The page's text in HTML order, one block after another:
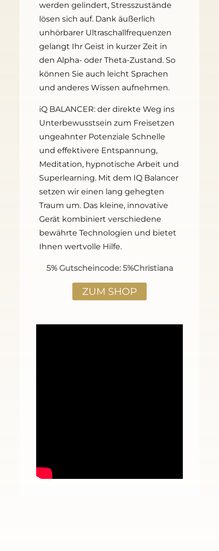
werden gelindert, Stresszustände
lösen sich auf. Dank äußerlich
unhörbarer Ultraschallfrequenzen
gelangt Ihr Geist in kurzer Zeit in
den Alpha- oder Theta-Zustand. So
können Sie auch leicht Sprachen
und anderes Wissen aufnehmen.
iQ BALANCER: der direkte Weg ins
Unterbewusstsein zum Freisetzen
ungeahnter Potenziale Schnelle
und effektivere Entspannung,
Meditation, hypnotische Arbeit und
Superlearning. Mit dem IQ Balancer
setzen wir einen lang gehegten
Traum um. Das kleine, innovative
Gerät kombiniert verschiedene
bewährte Technologien und bietet
Ihnen wertvolle Hilfe.
5% Gutscheincode: 5%Christiana
ZUM SHOP